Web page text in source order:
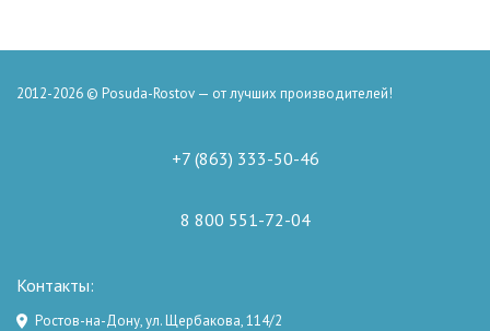
2012-2026 © Posuda-Rostov — от лучших производителей!
+7 (863) 333-50-46
8 800 551-72-04
Контакты:
Ростов-на-Дону, ул. Щербакова, 114/2